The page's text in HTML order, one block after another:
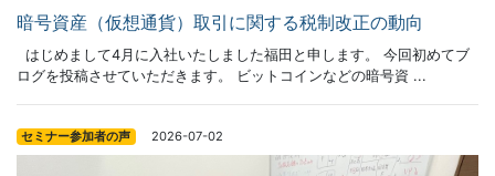
暗号資産（仮想通貨）取引に関する税制改正の動向
はじめまして4月に入社いたしました福田と申します。 今回初めてブ
ログを投稿させていただきます。 ビットコインなどの暗号資 ...
セミナー参加者の声 2026-07-02